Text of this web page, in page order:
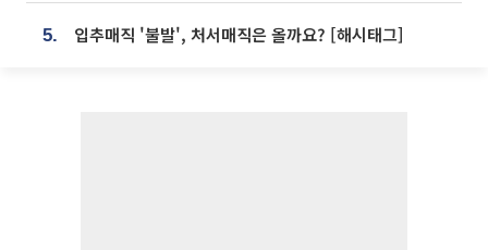
5. 입추매직 '불발', 처서매직은 올까요? [해시태그]